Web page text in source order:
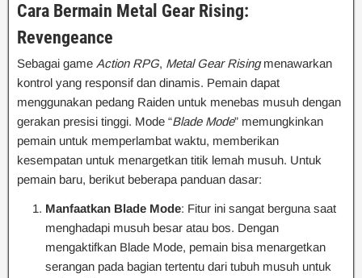
Cara Bermain Metal Gear Rising:
Revengeance
Sebagai game Action RPG, Metal Gear Risingmenawarkan
kontrol yang responsif dan dinamis. Pemain dapat
menggunakan pedang Raiden untuk menebas musuh dengan
gerakan presisi tinggi. Mode “Blade Mode” memungkinkan
pemain untuk memperlambat waktu, memberikan
kesempatan untuk menargetkan titik lemah musuh. Untuk
pemain baru, berikut beberapa panduan dasar:
Manfaatkan Blade Mode: Fitur ini sangat berguna saat
menghadapi musuh besar atau bos. Dengan
mengaktifkan Blade Mode, pemain bisa menargetkan
serangan pada bagian tertentu dari tubuh musuh untuk